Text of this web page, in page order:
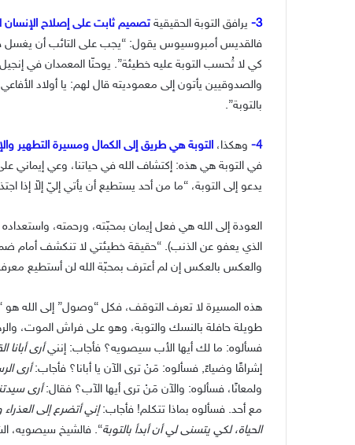
3- يرافق التوبة الحقيقية تصميم ثابت على إصلاح الإنسان
فالقديس أمبروسيوس يقول: “يجب على التائب أن يغسل
والصدوقيين يأتون إلى معموديته قال لهم: يا أولاد
بالتوبة”.
4- وهكذا، التوبة هي طريق إلى الكمال ومسيرة التطهير
في التوبة هي هذه: إكتشاف الله في حياتنا، وعي إيماني
يدعو إلى التوبة، “ما من أحد يستطيع أن يأتي إليّ إلاّ إذا اجتذبه
العودة إلى الله هي فعل إيمان بمحبّته، ورحمته،
الذي يعفو عن الذنب). “حقيقة خطيئتي لا تنكشف أمام
والعكس بالعكس إن لم أعترف بمحبّة الله لن أستطيع
هذه المسيرة لا تعرف التوقف، فكل “وصول” إلى الله هو
طويلة حافلة بالنسك والتوبة، وهو على فراش الموت،
فسألوه: ما لك أيها الأب سيصويه؟ فأجاب: إننيأرى
إشراقًا وضياءً, فسألوه: مَنْ ترى الآن يا أبانا؟ فأجاب:أرى
ولمعانًا، فسألوه: والآن مَنْ ترى أيها الآب؟ فقال:أرى
مع أحد. فسألوه بماذا تتكلم! فأجاب:إني أتضرع إلى
الحياة، لكي يتسنى لي أن أبدأ بالتوبة“. فالشيخ سيصويه،